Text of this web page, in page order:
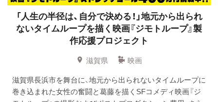
「人生の半径は、自分で決める！」地元から出られ
ないタイムループを描く映画『ジモトループ』製
作応援プロジェクト
滋賀県
映画
滋賀県長浜市を舞台に、地元から出られないタイムループに
巻き込まれた女性の奮闘と葛藤を描くSFコメディ映画『ジ